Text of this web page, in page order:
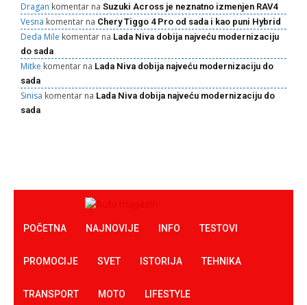
Dragan komentar na Suzuki Across je neznatno izmenjen RAV4
Vesna komentar na Chery Tiggo 4 Pro od sada i kao puni Hybrid
Deda Mile komentar na Lada Niva dobija najveću modernizaciju
do sada
Mitke komentar na Lada Niva dobija najveću modernizaciju do
sada
Sinisa komentar na Lada Niva dobija najveću modernizaciju do
sada
POČETNA NAJNOVIJE INFO TESTOVI
PROMOCIJE SVET ISTORIJA TEHNIKA
TRANSPORT MOTO LIFESTYLE